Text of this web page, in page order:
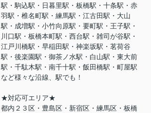
駅・駒込駅・日暮里駅・板橋駅・十条駅・赤
羽駅・椎名町駅・練馬駅・江古田駅・大山
駅・成増駅・小竹向原駅・要町駅・王子駅・
川口駅・板橋本町駅・西台駅・雑司が谷駅・
江戸川橋駅・早稲田駅・神楽坂駅・茗荷谷
駅・後楽園駅・御茶ノ水駅・白山駅・東大前
駅・千駄木駅・南千十駅・飯田橋駅・町屋駅
など様々な沿線、駅でも！
★対応可エリア★
都内２３区・豊島区・新宿区・練馬区・板橋